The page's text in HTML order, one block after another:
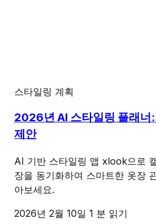
스타일링 계획
2026년 AI 스타일링 플래너
제안
AI 기반 스타일링 앱 xlook으로
장을 동기화하여 스마트한 옷장
아보세요.
2026년 2월 10일 1 분 읽기